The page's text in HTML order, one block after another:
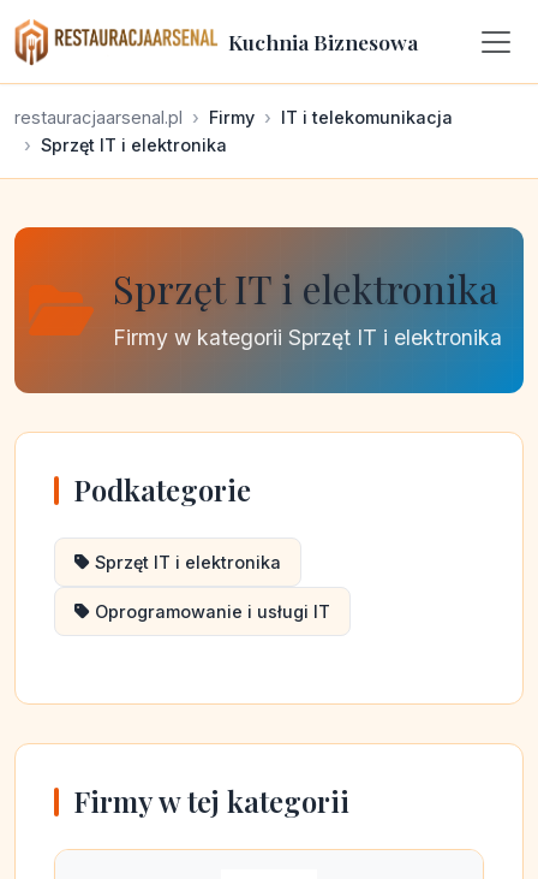
Kuchnia Biznesowa
restauracjaarsenal.pl Firmy
IT i telekomunikacja
Sprzęt IT i elektronika
Sprzęt IT i elektronika
Firmy w kategorii Sprzęt IT i elektronika
Podkategorie
Sprzęt IT i elektronika
Oprogramowanie i usługi IT
Firmy w tej kategorii